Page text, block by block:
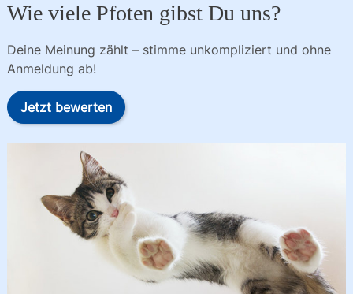
Wie viele Pfoten gibst Du uns?
Deine Meinung zählt – stimme unkompliziert und ohne
Anmeldung ab!
Jetzt bewerten